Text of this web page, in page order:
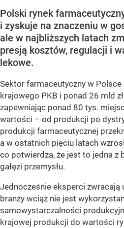
Polski rynek
i zyskuje na znaczeniu w
ale w najbliższych latach
presją kosztów, regulacji i
lekowe.
Sektor farmaceutyczny w Polsce
krajowego PKB i ponad 26 mld
zapewniając ponad 80 tys.
wartości – od produkcji po
produkcji farmaceutycznej
a w ostatnich pięciu latach
co potwierdza, że jest to jedna z
gałęzi przemysłu.
Jednocześnie eksperci zwracają
branży wciąż nie jest
samowystarczalności
krajowej produkcji do wartości